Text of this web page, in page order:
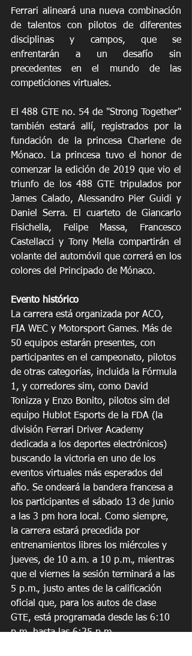
Ferrari alineará una nueva combinación
de talentos con pilotos de diferentes
disciplinas y campos, que se
enfrentarán a un desafío sin
precedentes en el mundo de las
competiciones virtuales.
El 488 GTE no. 54 de "Strong Together"
también estará allí, registrados por la
fundación de la princesa Charlene de
Mónaco. La princesa tuvo el honor de
comenzar la edición de 2019 que vio el
triunfo de los 488 GTE tripulados por
James Calado, Alessandro Pier Guidi y
Daniel Serra. El cuarteto de Giancarlo
Fisichella, Felipe Massa, Francesco
Castellacci y Tony Mella compartirán el
volante del automóvil que correrá en los
colores del Principado de Mónaco.
Evento histórico
La carrera está organizada por ACO,
FIA WEC y Motorsport Games. Más de
50 equipos estarán presentes, con
participantes en el campeonato, pilotos
de otras categorías, incluida la Fórmula
1, y corredores sim, como David
Tonizza y Enzo Bonito, pilotos sim del
equipo Hublot Esports de la FDA (la
división Ferrari Driver Academy
dedicada a los deportes electrónicos)
buscando la victoria en uno de los
eventos virtuales más esperados del
año. Se ondeará la bandera francesa a
los participantes el sábado 13 de junio
a las 3 pm hora local. Como siempre,
la carrera estará precedida por
entrenamientos libres los miércoles y
jueves, de 10 a.m. a 10 p.m., mientras
que el viernes la sesión terminará a las
5 p.m., justo antes de la calificación
oficial que, para los autos de clase
GTE, está programada desde las 6:10
p.m. hasta las 6:25 p.m.